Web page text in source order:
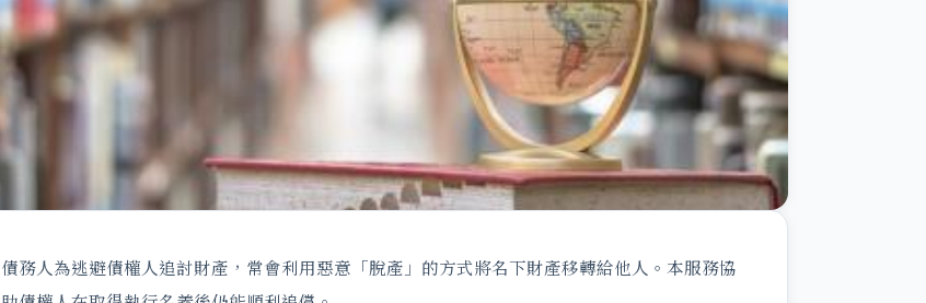
債務人為逃避債權人追討財產，常會利用惡意「脫產」的方式將名下財產移轉給他人。本服務協